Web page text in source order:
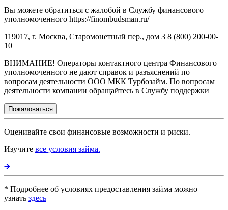
Вы можете обратиться с жалобой в Службу финансового
уполномоченного https://finombudsman.ru/
119017, г. Москва, Старомонетный пер., дом 3 8 (800) 200-00-
10
ВНИМАНИЕ! Операторы контактного центра Финансового
уполномоченного не дают справок и разъяснений по
вопросам деятельности ООО МКК Турбозайм. По вопросам
деятельности компании обращайтесь в Службу поддержки
Пожаловаться
Оценивайте свои финансовые возможности и риски.
Изучите все условия займа.
* Подробнее об условиях предоставления займа можно
узнать здесь